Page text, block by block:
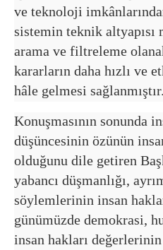
ve teknoloji
sistemin teknik altyapısı
arama ve filtreleme
kararların daha hızlı ve
hâle gelmesi
Konuşmasının sonunda
düşüncesinin özünün
olduğunu dile getiren
yabancı düşmanlığı,
söylemlerinin insan
günümüzde demokrasi,
insan hakları